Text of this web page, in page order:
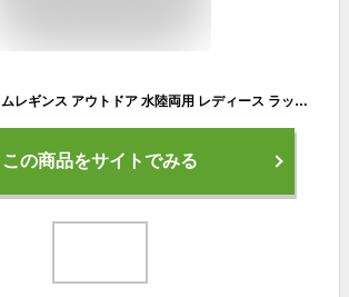
レギンス 水着 スイムレギンス アウトドア 水陸両用 レディース ラッシュレギンス ランニングウェア 登山 ラッシュガード 日焼け防止 体型カバー レディース 水着素材 スパッツ トレンカ ブラック 無地
この商品をサイトでみる